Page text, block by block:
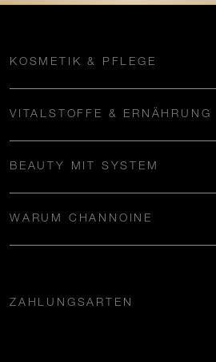
KOSMETIK & PFLEGE
VITALSTOFFE & ERNÄHRUNG
BEAUTY MIT SYSTEM
WARUM CHANNOINE
ZAHLUNGSARTEN